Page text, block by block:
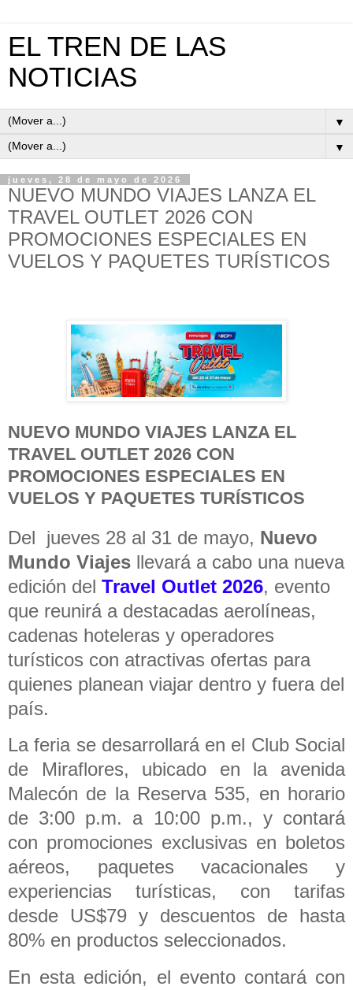
EL TREN DE LAS
NOTICIAS
▼
▼
jueves, 28 de mayo de 2026
NUEVO MUNDO VIAJES LANZA EL
TRAVEL OUTLET 2026 CON
PROMOCIONES ESPECIALES EN
VUELOS Y PAQUETES TURÍSTICOS
NUEVO MUNDO VIAJES LANZA EL
TRAVEL OUTLET 2026 CON
PROMOCIONES ESPECIALES EN
VUELOS Y PAQUETES TURÍSTICOS
Del jueves 28 al 31 de mayo, Nuevo
Mundo Viajes llevará a cabo una nueva
edición del Travel Outlet 2026, evento
que reunirá a destacadas aerolíneas,
cadenas hoteleras y operadores
turísticos con atractivas ofertas para
quienes planean viajar dentro y fuera del
país.
La feria se desarrollará en el Club Social
de Miraflores, ubicado en la avenida
Malecón de la Reserva 535, en horario
de 3:00 p.m. a 10:00 p.m., y contará
con promociones exclusivas en boletos
aéreos, paquetes vacacionales y
experiencias turísticas, con tarifas
desde US$79 y descuentos de hasta
80% en productos seleccionados.
En esta edición, el evento contará con